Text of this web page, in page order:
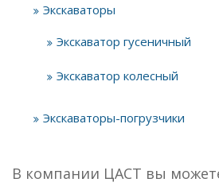
Экскаваторы
Экскаватор гусеничный
Экскаватор колесный
Экскаваторы-погрузчики
В компании ЦАСТ вы